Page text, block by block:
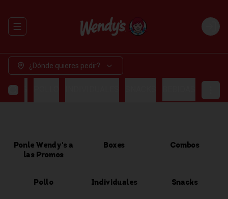
Abrir menu de navegación Login
¿Dónde quieres pedir?
Ponle Wendy's a
las Promos
Boxes Combos
Pollo Individuales Snacks